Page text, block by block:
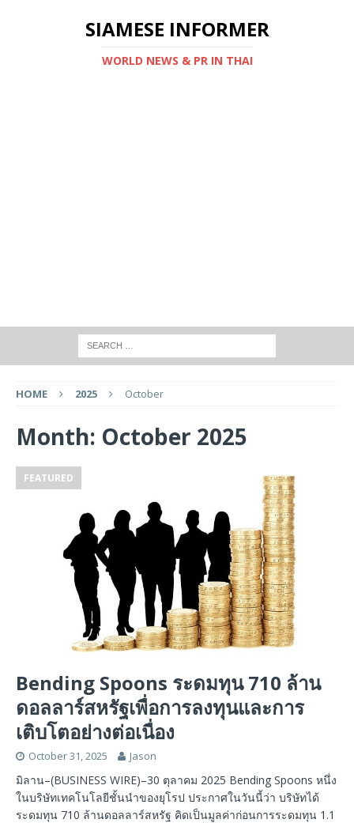
SIAMESE INFORMER
WORLD NEWS & PR IN THAI
HOME 2025 October
Month: October 2025
FEATURED
Bending Spoons ระดมทุน 710 ล้าน
ดอลลาร์สหรัฐเพื่อการลงทุนและการ
เติบโตอย่างต่อเนื่อง
October 31, 2025 Jason
มิลาน–(BUSINESS WIRE)–30 ตุลาคม 2025 Bending Spoons หนึ่ง
ในบริษัทเทคโนโลยีชั้นนำของยุโรป ประกาศในวันนี้ว่า บริษัทได้
ระดมทุน 710 ล้านดอลลาร์สหรัฐ คิดเป็นมูลค่าก่อนการระดมทุน 1.1